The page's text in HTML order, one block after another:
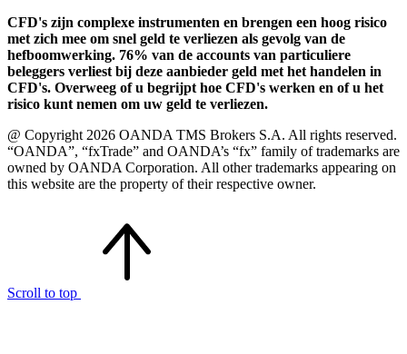
CFD's zijn complexe instrumenten en brengen een hoog risico
met zich mee om snel geld te verliezen als gevolg van de
hefboomwerking. 76% van de accounts van particuliere
beleggers verliest bij deze aanbieder geld met het handelen in
CFD's. Overweeg of u begrijpt hoe CFD's werken en of u het
risico kunt nemen om uw geld te verliezen.
@ Copyright 2026 OANDA TMS Brokers S.A. All rights reserved.
“OANDA”, “fxTrade” and OANDA’s “fx” family of trademarks are
owned by OANDA Corporation. All other trademarks appearing on
this website are the property of their respective owner.
Scroll to top